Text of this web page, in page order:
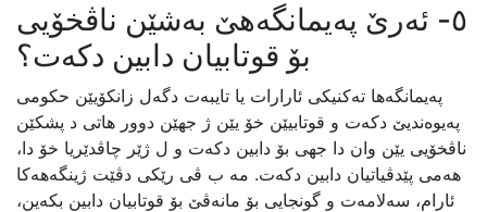
٥- ئەرێ پەیمانگەهێ بەشێن ناڤخۆیی
بۆ قوتابیان دابین دکەت؟
پەیمانگەها تەکنیکی ئارارات یا تایبەت دگەل زانکۆیێن حکومی
پەیوەندیێ دکەت و قوتابیێن خۆ یێن ژ جهێن دوور هاتی د پشکێن
ناڤخۆیی یێن وان دا جهی بۆ دابین دکەت و ل ژێر چاڤدێریا خۆ دا،
هەمی پێدڤیاتیان دابین دکەت. مە ب ڤی رێکی دڤێت ژینگەهەکا
ئارام، سەلامەت و گونجایی بۆ مانەڤێ بۆ قوتابیان دابین بکەین،